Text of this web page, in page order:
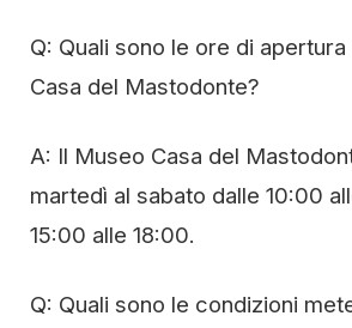
Q: Quali sono le ore di
Casa del Mastodonte?
A: Il Museo Casa del
martedì al sabato dalle 10:00
15:00 alle 18:00.
Q: Quali sono le condizioni